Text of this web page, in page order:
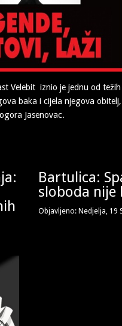
Velebit iznio je jednu od
baka i cijela njegova
Jasenovac.
Bartulica:
sloboda nije
Objavljeno: Nedjelja, 19